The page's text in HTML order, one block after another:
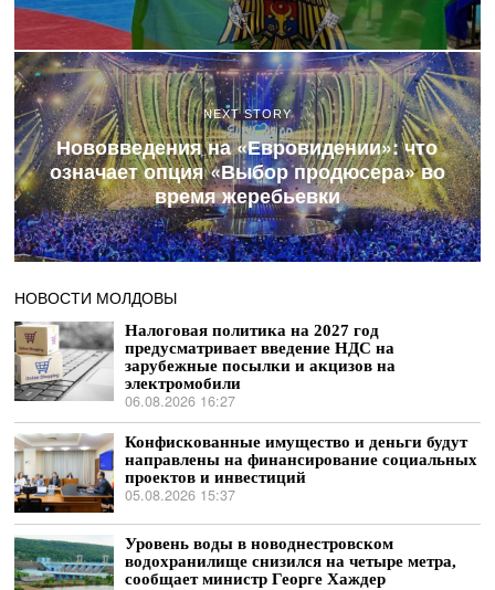
NEXT STORY
Нововведения на «Евровидении»: что
означает опция «Выбор продюсера» во
время жеребьевки
НОВОСТИ МОЛДОВЫ
Налоговая политика на 2027 год
предусматривает введение НДС на
зарубежные посылки и акцизов на
электромобили
06.08.2026 16:27
Конфискованные имущество и деньги будут
направлены на финансирование социальных
проектов и инвестиций
05.08.2026 15:37
Уровень воды в новоднестровском
водохранилище снизился на четыре метра,
сообщает министр Георге Хаждер